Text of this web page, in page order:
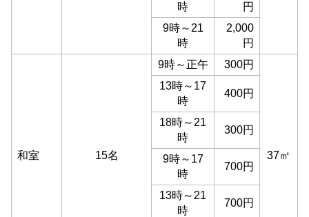
時
円
9時～21
時
2,000
円
和室 15名
9時～正午 300円
37㎡
13時～17
時
400円
18時～21
時
300円
9時～17
時
700円
13時～21
時
700円